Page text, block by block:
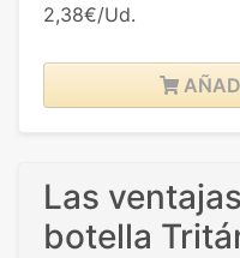
2,38€/Ud.
Las
botella